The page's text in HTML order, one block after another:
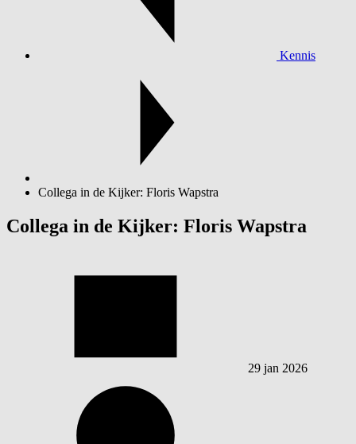
Kennis
Collega in de Kijker: Floris Wapstra
Collega in de Kijker: Floris Wapstra
29 jan 2026